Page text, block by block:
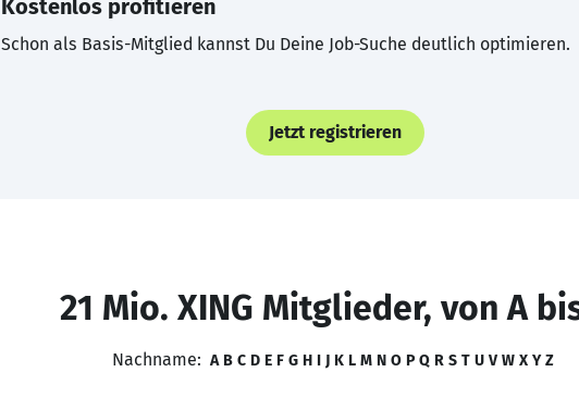
Kostenlos profitieren
Schon als Basis-Mitglied kannst Du Deine Job-Suche deutlich optimieren.
Jetzt registrieren
21 Mio. XING Mitglieder, von A
Nachname: A B C D E F G H I J K L M N O P Q R S T U V W X Y Z